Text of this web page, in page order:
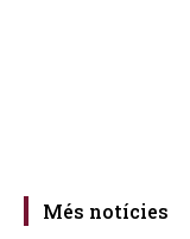
Més notícies